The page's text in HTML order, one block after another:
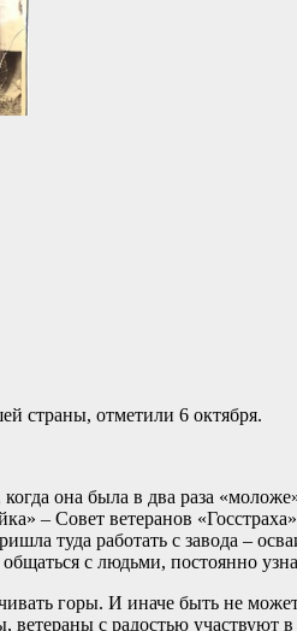
страны, отметили 6 октября.
она была в два раза
– Совет ветеранов
туда работать с завода –
с людьми, постоянно
горы. И иначе быть не
с радостью участвуют в